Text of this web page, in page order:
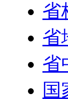
省
省
省
国